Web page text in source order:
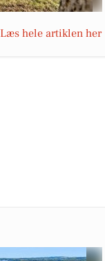
Læs hele artiklen her